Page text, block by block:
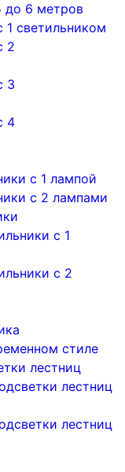
до 6 метров
светильником
2
3
4
с 1 лампой
c 2 лампами
с 1
с 2
стиле
лестниц
лестниц
лестниц